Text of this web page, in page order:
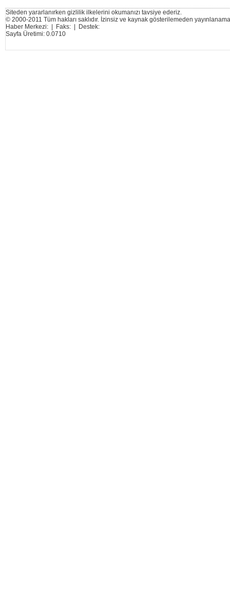
Siteden yararlanırken gizlilik ilkelerini okumanızı tavsiye ederiz.
© 2000-2011 Tüm hakları saklıdır. İzinsiz ve kaynak gösterilemeden
Haber Merkezi: | Faks: | Destek:
Sayfa Üretimi: 0.0710